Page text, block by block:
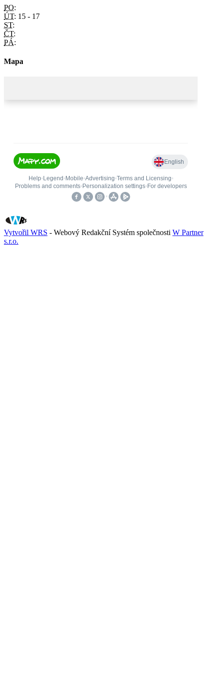
PO:
ÚT: 15 - 17
ST:
ČT:
PÁ:
Mapa
Vytvořil WRS - Webový Redakční Systém společnosti W Partner
s.r.o.